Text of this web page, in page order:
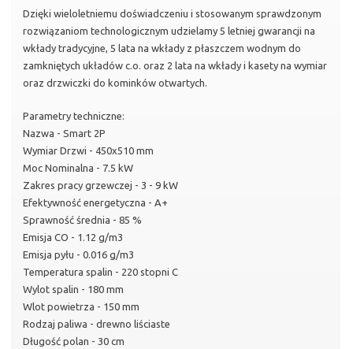
Dzięki wieloletniemu doświadczeniu i stosowanym sprawdzonym
rozwiązaniom technologicznym udzielamy 5 letniej gwarancji na
wkłady tradycyjne, 5 lata na wkłady z płaszczem wodnym do
zamkniętych układów c.o. oraz 2 lata na wkłady i kasety na wymiar
oraz drzwiczki do kominków otwartych.
Parametry techniczne:
Nazwa - Smart 2P
Wymiar Drzwi - 450x510 mm
Moc Nominalna - 7.5 kW
Zakres pracy grzewczej - 3 - 9 kW
Efektywność energetyczna - A+
Sprawność średnia - 85 %
Emisja CO - 1.12 g/m3
Emisja pyłu - 0.016 g/m3
Temperatura spalin - 220 stopni C
Wylot spalin - 180 mm
Wlot powietrza - 150 mm
Rodzaj paliwa - drewno liściaste
Długość polan - 30 cm